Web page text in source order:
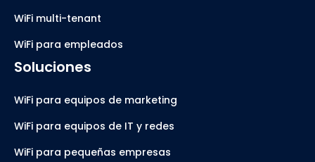
WiFi multi-tenant
WiFi para empleados
Soluciones
WiFi para equipos de marketing
WiFi para equipos de IT y redes
WiFi para pequeñas empresas